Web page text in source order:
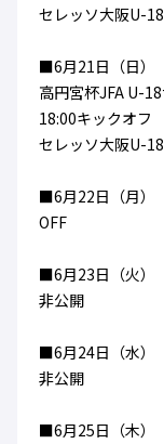
セレッソ大阪U-
■6月21日（日）
高円宮杯JFA U-
18:00キックオフ
セレッソ大阪U-
■6月22日（月）
OFF
■6月23日（火）
非公開
■6月24日（水）
非公開
■6月25日（木）